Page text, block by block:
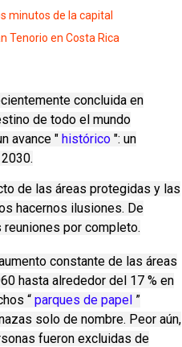
minutos de la capital
Tenorio en Costa Rica
concluida en
de todo el mundo
avance " histórico ": un
de las áreas protegidas y las
hacernos ilusiones. De
por completo.
constante de las áreas
hasta alrededor del 17 % en
“ parques de papel ”
solo de nombre. Peor aún,
fueron excluidas de